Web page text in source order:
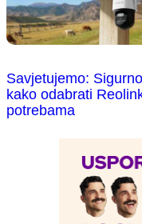
Savjetujemo:
kako odabrati
potrebama